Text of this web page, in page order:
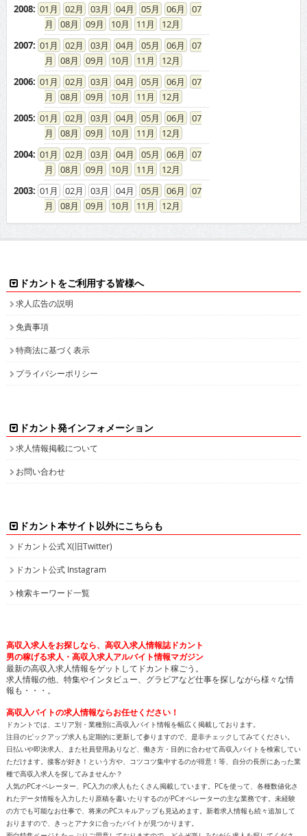
08
09 10 11
12
01 02 03 04 05 06
08
09 10 11
12
01 02 03 04 05 06
08
09 10 11
12
01 02 03 04 05 06
08
09 10 11
12
01 02 03 04 05 06
08
09 10 11
12
01 02 03 04 05 06
08
09 10 11 12
求人広告の説明
免責事項
特商法に基づく表示
プライバシーポリシー
求人情報掲載について
お問い合わせ
ドカント公式 X(旧Twitter)
ドカント公式 Instagram
検索キーワード一覧
男の稼げる求人・高収入求人アルバイト情報マガジン
最新の高収入求人情報をゲットしてドカント稼ごう。
求人情報の他、特集やインタビュー、グラビアなど仕事を探しながら様々な情
報も・・・。
高収入バイトの求人情報ならお任せください！
ドカントでは、エリア別・業種別に高収入バイト情報を幅広く掲載しております。
注目のピックアップ求人も定期的に更新して参りますので、是非チェックしてみてください。
日払いや即決求人、また社員登用ありなど、働き方・目的に合わせて高収入バイトを検索してい
ただけます。接客が好き！という方や、コツコツ集中するのが得意！等、自分の長所にあった業
種で高収入求人を探してみませんか？
人気のPCオペレーター、PC入力の求人もたくさん掲載しています。PCを使って、各種数値化さ
れたデータ情報を入力したり原稿を書いたりするのがPCオペレーターの主な業務です。未経験
の方でも可能なお仕事で、将来のPCスキルアップも見込めます。新着求人情報も続々追加して
おりますので、きっとアナタに合ったバイトが見つかります。
面白特集ページもたっぷりご用意しておりますので、どうぞ楽しみながら求人を探してくださ
い！